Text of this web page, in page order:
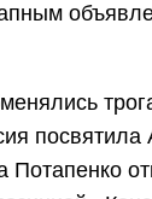
Потапенко